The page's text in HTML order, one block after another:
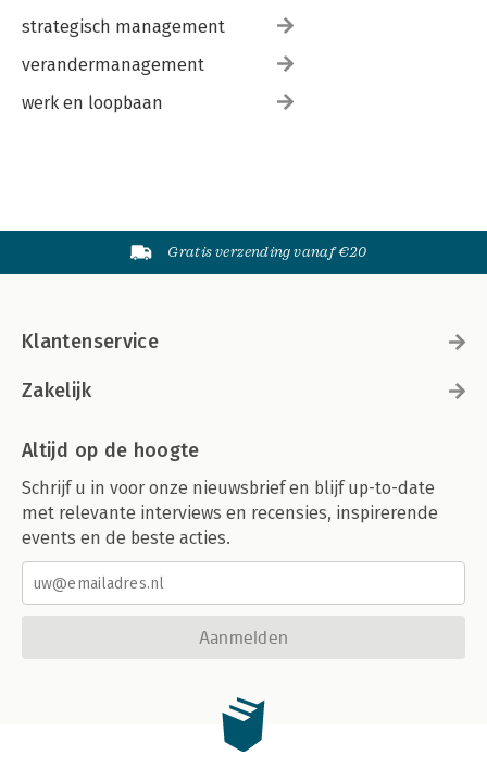
strategisch management
verandermanagement
werk en loopbaan
Gratis verzending vanaf €20
Klantenservice
Zakelijk
Altijd op de hoogte
Schrijf u in voor onze nieuwsbrief en blijf up-to-date
met relevante interviews en recensies, inspirerende
events en de beste acties.
Aanmelden